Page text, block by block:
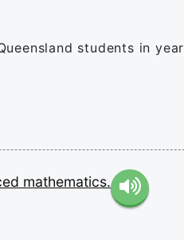
students in
mathematics.